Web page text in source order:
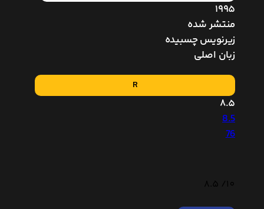
1995
منتشر شده
زیرنویس چسبیده
زبان اصلی
R
8.5
8.5
76
10/
8.5